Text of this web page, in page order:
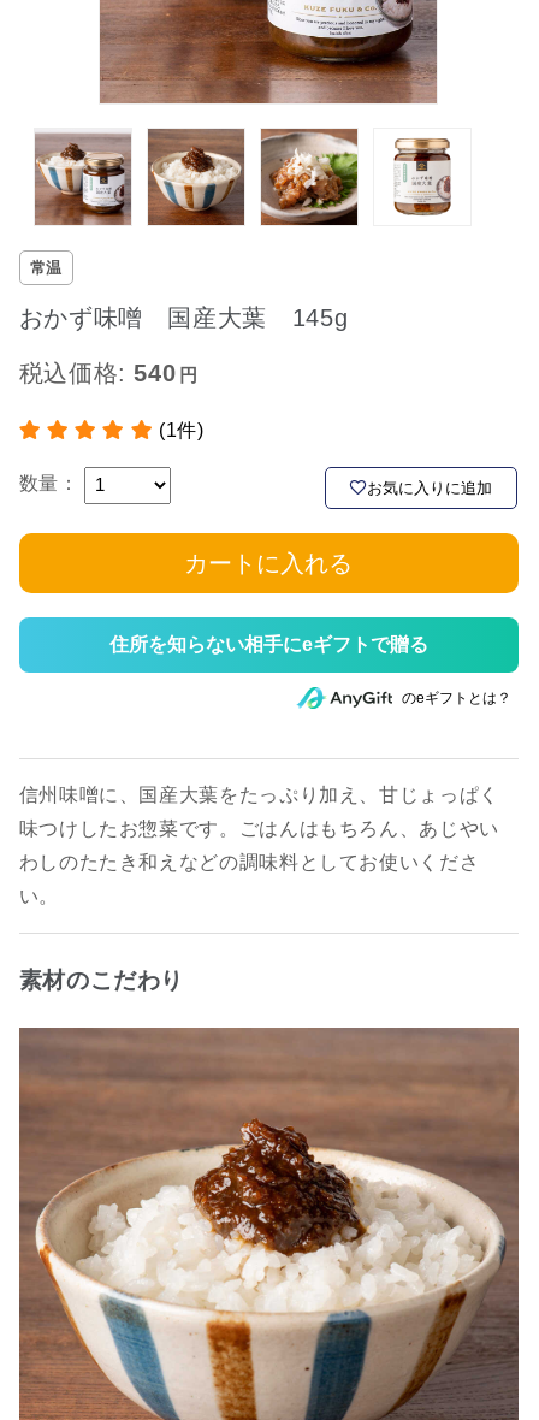
常温
おかず味噌 国産大葉 145g
税込価格:540
(1件)
数量： お気に入りに追加
カートに入れる
住所を知らない相手にeギフトで贈る
のeギフトとは？
信州味噌に、国産大葉をたっぷり加え、甘じょっぱく
味つけしたお惣菜です。ごはんはもちろん、あじやい
わしのたたき和えなどの調味料としてお使いくださ
い。
素材のこだわり